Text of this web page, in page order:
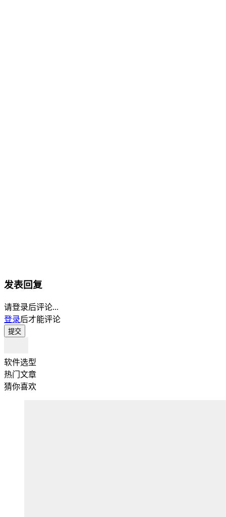
发表回复
请登录后评论...
登录后才能评论
提交
软件选型
热门文章
猜你喜欢